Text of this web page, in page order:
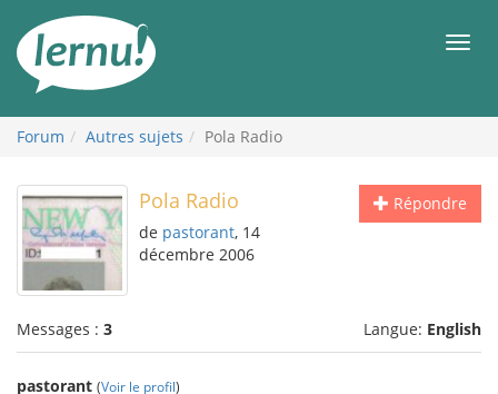
contenu
Forum Autres sujets Pola Radio
Répondre
Pola Radio
de pastorant, 14
décembre 2006
Messages : 3 Langue: English
pastorant (Voir le profil)